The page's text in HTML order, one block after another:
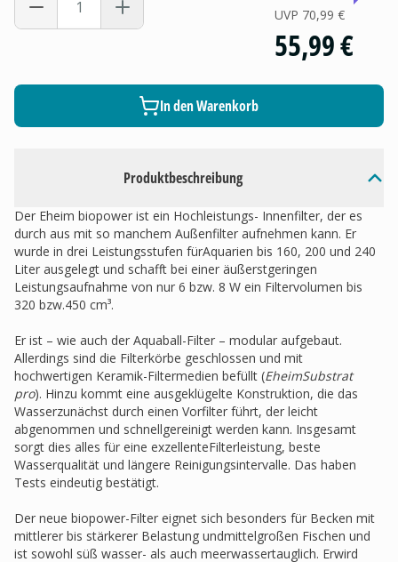
Produktbeschreibung
Der Eheim biopower ist ein Hochleistungs- Innenfilter, der es
durch aus mit so manchem Außenfilter aufnehmen kann. Er
wurde in drei Leistungsstufen fürAquarien bis 160, 200 und 240
Liter ausgelegt und schafft bei einer äußerstgeringen
Leistungsaufnahme von nur 6 bzw. 8 W ein Filtervolumen bis
320 bzw.450 cm³.
Er ist – wie auch der Aquaball-Filter – modular aufgebaut.
Allerdings sind die Filterkörbe geschlossen und mit
hochwertigen Keramik-Filtermedien befüllt (EheimSubstrat
pro). Hinzu kommt eine ausgeklügelte Konstruktion, die das
Wasserzunächst durch einen Vorfilter führt, der leicht
abgenommen und schnellgereinigt werden kann. Insgesamt
sorgt dies alles für eine exzellenteFilterleistung, beste
Wasserqualität und längere Reinigungsintervalle. Das haben
Tests eindeutig bestätigt.
Der neue biopower-Filter eignet sich besonders für Becken mit
mittlerer bis stärkerer Belastung undmittelgroßen Fischen und
ist sowohl süß wasser- als auch meerwassertauglich. Erwird
UVP 70,99 €
55,99 €
In den Warenkorb